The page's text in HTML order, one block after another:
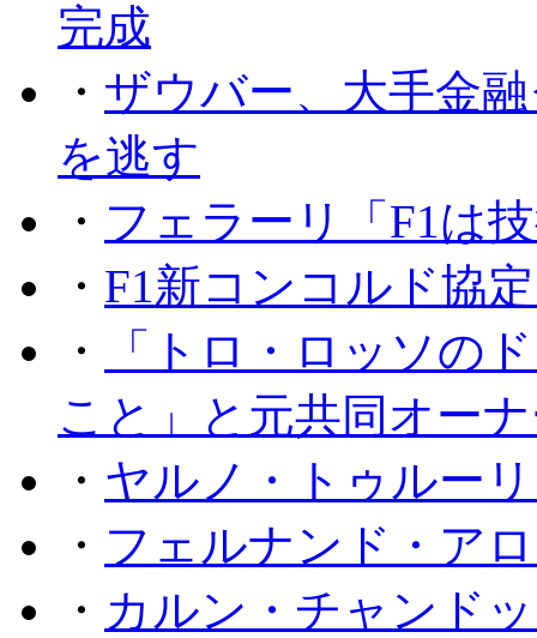
完成
・ ザウバー、大手金
を逃す
・ フェラーリ「F1は
・ F1新コンコルド協
・
「トロ・ロッソの
こと」と元共同オー
・ ヤルノ・トゥルー
・ フェルナンド・ア
・ カルン・チャンド